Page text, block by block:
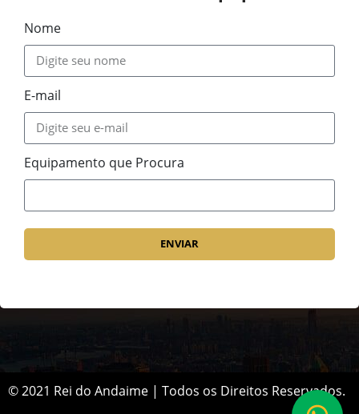
Nome
E-mail
Equipamento que Procura
ENVIAR
© 2021 Rei do Andaime | Todos os Direitos Reservados.